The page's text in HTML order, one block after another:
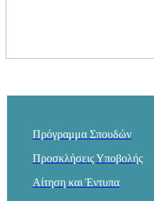
Πρόγραμμα Σπουδών
Προσκλήσεις Υποβολής
Αίτηση και Έντυπα